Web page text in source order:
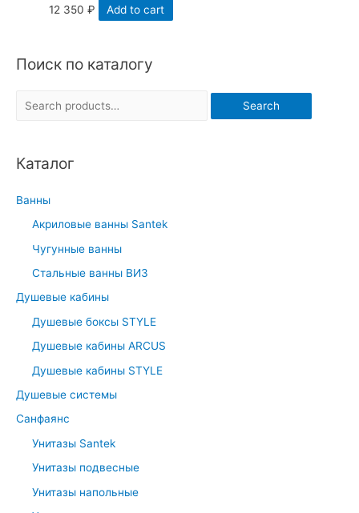
Поиск по каталогу
r
h
:
Search
Каталог
Ванны
Акриловые ванны Santek
Чугунные ванны
Стальные ванны ВИЗ
Душевые кабины
Душевые боксы STYLE
Душевые кабины ARCUS
Душевые кабины STYLE
Душевые системы
Санфаянс
Унитазы Santek
Унитазы подвесные
Унитазы напольные
12 350₽ Add to cart